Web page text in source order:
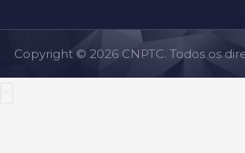
Copyright © 2026 CNPTC. Todos os